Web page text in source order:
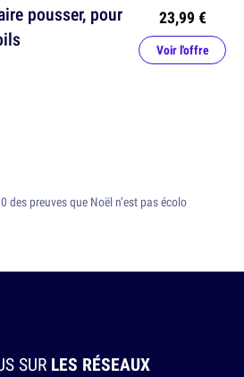
pousser, pour
23,99 €
Voir l'offre
des preuves que Noël n’est pas écolo
SUR LES RÉSEAUX